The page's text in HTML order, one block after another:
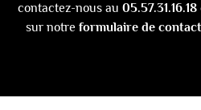
contactez-nous au 05.57.31.16.18
sur notreformulaire de contact